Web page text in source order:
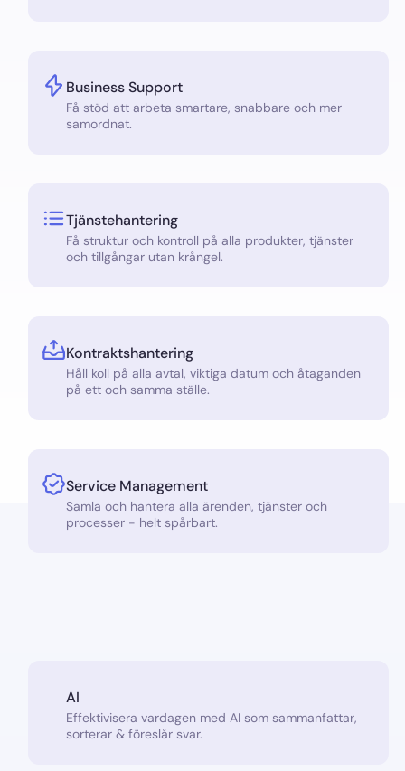
Business Support
Få stöd att arbeta smartare, snabbare och mer
samordnat.
Tjänstehantering
Få struktur och kontroll på alla produkter, tjänster
och tillgångar utan krångel.
Kontraktshantering
Håll koll på alla avtal, viktiga datum och åtaganden
på ett och samma ställe.
Service Management
Samla och hantera alla ärenden, tjänster och
processer - helt spårbart.
AI
Effektivisera vardagen med AI som sammanfattar,
sorterar & föreslår svar.